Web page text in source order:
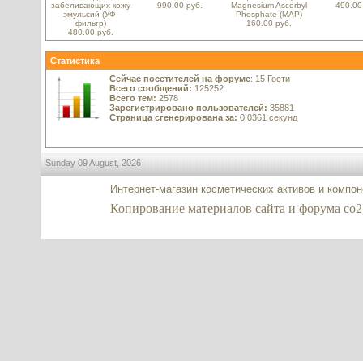
забеливающих кожу
эмульсий (УФ-
фильтр)
480.00 руб.
990.00 руб.
Magnesium Ascorbyl
Phosphate (MAP)
160.00 руб.
Статистика
Сейчас посетителей на форуме: 15 Гости
Всего сообщений: 125252
Всего тем: 2578
Зарегистрировано пользователей: 35881
Страница сгенерирована за: 0.0361 секунд
Sunday 09 August, 2026
Интернет-магазин косметических активов и
Копирование материалов сайта и форума